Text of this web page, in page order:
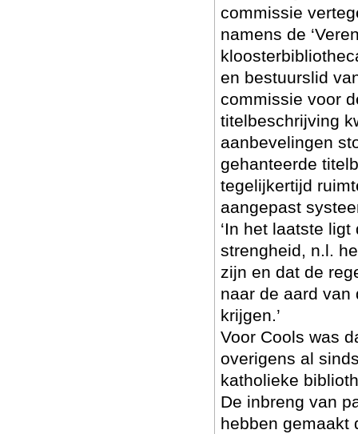
commissie
namens de
en bestuurslid
commissie voor
titelbeschrijving
aanbevelingen
gehanteerde
tegelijkertijd
aangepast
‘In het laatste
strengheid, n.l.
zijn en dat de
naar de aard
krijgen.’
Voor Cools was
overigens al
katholieke
De inbreng van
hebben gemaakt